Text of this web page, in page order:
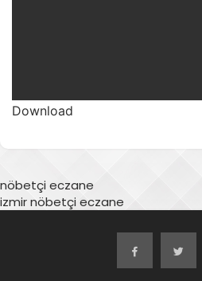
Download
nöbetçi eczane
izmir nöbetçi eczane